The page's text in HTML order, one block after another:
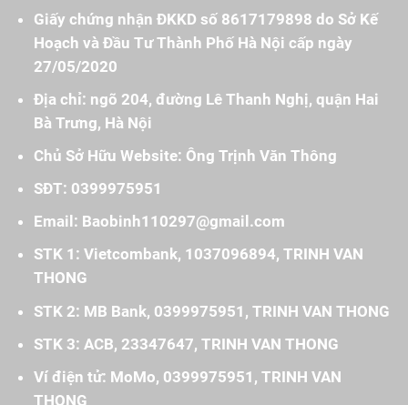
Giấy chứng nhận ĐKKD số 8617179898 do Sở Kế
Hoạch và Đầu Tư Thành Phố Hà Nội cấp ngày
27/05/2020
Địa chỉ: ngõ 204, đường Lê Thanh Nghị, quận Hai
Bà Trưng, Hà Nội
Chủ Sở Hữu Website: Ông Trịnh Văn Thông
SĐT: 0399975951
Email: Baobinh110297@gmail.com
STK 1: Vietcombank, 1037096894, TRINH VAN
THONG
STK 2: MB Bank, 0399975951, TRINH VAN THONG
STK 3: ACB, 23347647, TRINH VAN THONG
Ví điện tử: MoMo, 0399975951, TRINH VAN
THONG